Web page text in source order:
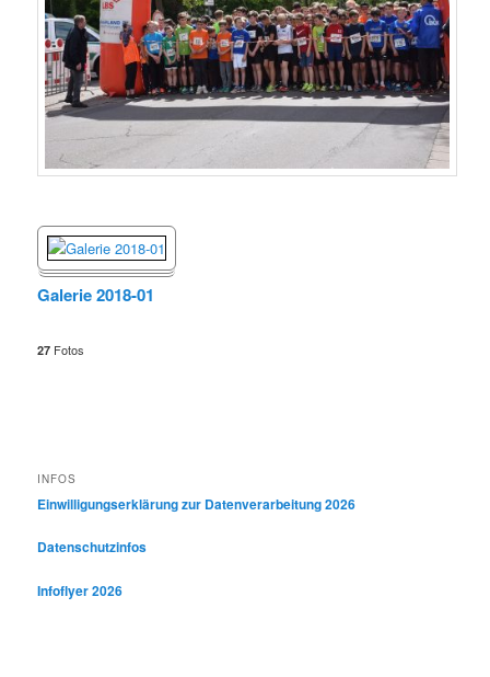
Galerie 2018-01
27 Fotos
INFOS
Einwilligungserklärung zur Datenverarbeitung 2026
Datenschutzinfos
Infoflyer 2026